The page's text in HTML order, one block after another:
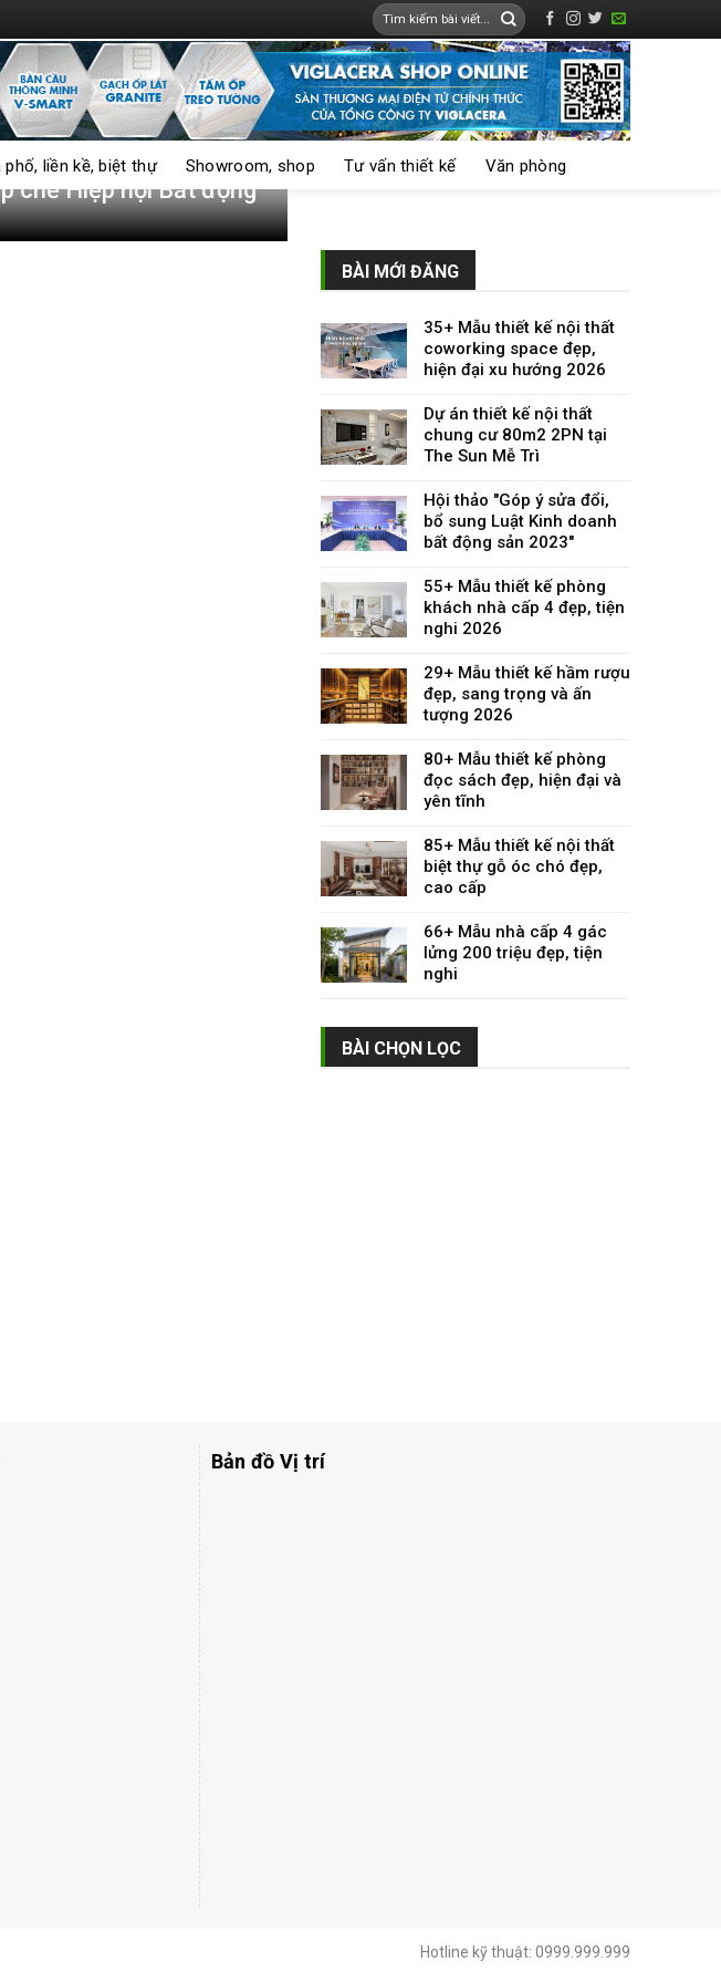
phố, liền kề, biệt thự Showroom, shop Tư vấn thiết kế Văn phòng
chế Hiệp hội Bất động
BÀI MỚI ĐĂNG
35+ Mẫu thiết kế nội thất
coworking space đẹp,
hiện đại xu hướng 2026
Dự án thiết kế nội thất
chung cư 80m2 2PN tại
The Sun Mễ Trì
Hội thảo "Góp ý sửa đổi,
bổ sung Luật Kinh doanh
bất động sản 2023"
55+ Mẫu thiết kế phòng
khách nhà cấp 4 đẹp, tiện
nghi 2026
29+ Mẫu thiết kế hầm rượu
đẹp, sang trọng và ấn
tượng 2026
80+ Mẫu thiết kế phòng
đọc sách đẹp, hiện đại và
yên tĩnh
85+ Mẫu thiết kế nội thất
biệt thự gỗ óc chó đẹp,
cao cấp
66+ Mẫu nhà cấp 4 gác
lửng 200 triệu đẹp, tiện
nghi
BÀI CHỌN LỌC
Bản đồ Vị trí
Hotline kỹ thuật: 0999.999.999